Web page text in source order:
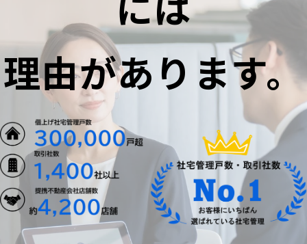
社宅について学ぶ
よくあるご質問
セミナー
理由があります。